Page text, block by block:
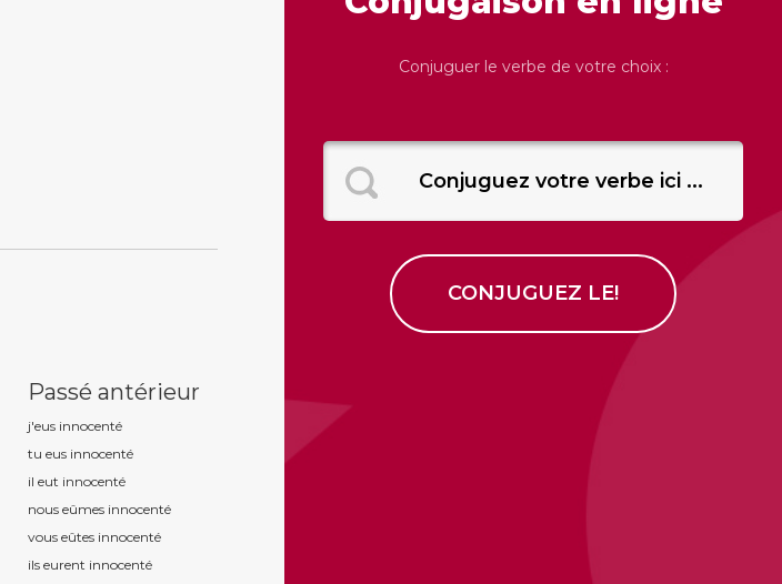
Passé antérieur
j'eus innocenté
tu eus innocenté
il eut innocenté
nous eûmes innocenté
vous eûtes innocenté
ils eurent innocenté
Conjuguer le verbe de votre choix :